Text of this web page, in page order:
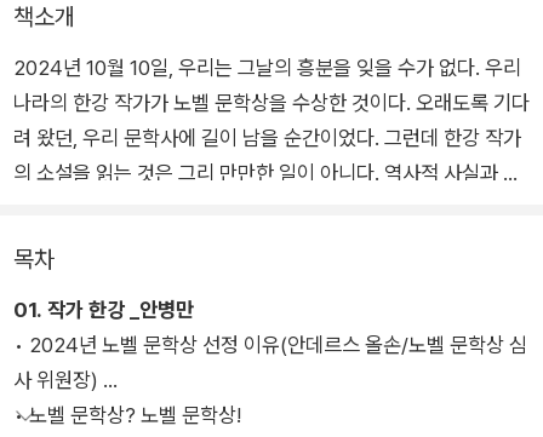
책소개
2024년 10월 10일, 우리는 그날의 흥분을 잊을 수가 없다. 우리
나라의 한강 작가가 노벨 문학상을 수상한 것이다. 오래도록 기다
려 왔던, 우리 문학사에 길이 남을 순간이었다. 그런데 한강 작가
의 소설을 읽는 것은 그리 만만한 일이 아니다. 역사적 사실과 허
들기도 하며, 상징적 장치가 숨어 있기도 하고, 고도의 시적 표현
이 곳곳에 사용되기도 하며, 서술 시점이 다양하게 변화하기도 하
기 때문이다.
그래서 한강 작가의 소설은 독자들이 많은 생각을 곁들여 가면서
한 땀 한 땀 깊이 읽어야 하는 것이다. 이러한 점들을 염두에 두고
목차
01. 작가 한강 _안병만
• 2024년 노벨 문학상 선정 이유(안데르스 올손/노벨 문학상 심
사 위원장)
• 노벨 문학상? 노벨 문학상!